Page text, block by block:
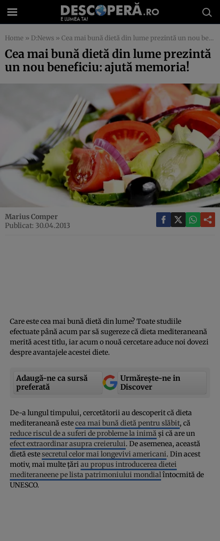
Home » D:News » Cea mai bună dietă din lume prezintă un nou beneficiu: ajută memoria!
Cea mai bună dietă din lume prezintă
un nou beneficiu: ajută memoria!
Marius Comper
Publicat: 30.04.2013
Care este cea mai bună dietă din lume? Toate studiile
efectuate până acum par să sugereze că dieta mediteraneană
merită acest titlu, iar acum o nouă cercetare aduce noi dovezi
despre avantajele acestei diete.
Adaugă-ne ca sursă
preferată
Urmărește-ne in
Discover
De-a lungul timpului, cercetătorii au descoperit că dieta
mediteraneană estecea mai bună dietă pentru slăbit, că
reduce riscul de a suferi de probleme la inimă şi că are un
efect extraordinar asupra creierului. De asemenea, această
dietă estesecretul celor mai longevivi americani. Din acest
motiv, mai multe ţări au propus introducerea dietei
mediteraneene pe lista patrimoniului mondialîntocmită de
UNESCO.